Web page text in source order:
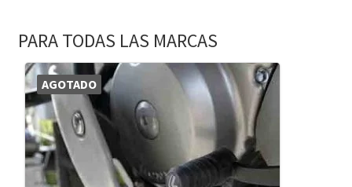
PARA TODAS LAS MARCAS
AGOTADO